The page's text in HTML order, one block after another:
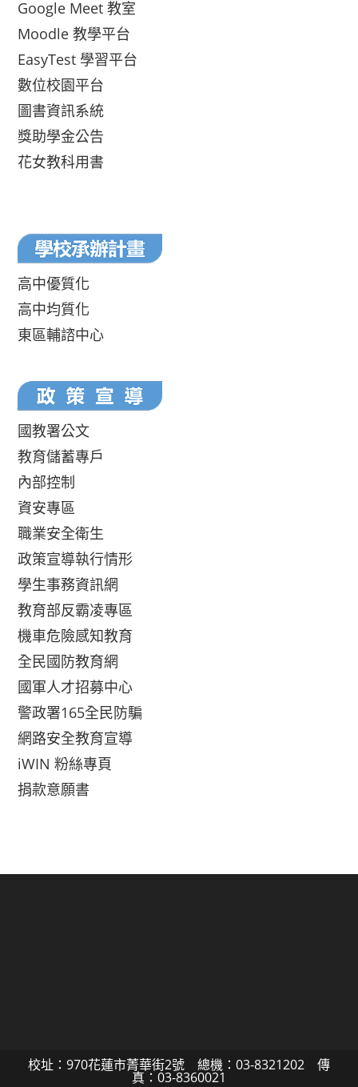
Google Meet 教室
Moodle 教學平台
EasyTest 學習平台
數位校園平台
圖書資訊系統
獎助學金公告
花女教科用書
高中優質化
高中均質化
東區輔諮中心
國教署公文
教育儲蓄專戶
內部控制
資安專區
職業安全衛生
政策宣導執行情形
學生事務資訊網
教育部反霸凌專區
機車危險感知教育
全民國防教育網
國軍人才招募中心
警政署165全民防騙
網路安全教育宣導
iWIN 粉絲專頁
捐款意願書
校址：970花蓮市菁華街2號 總機：03-8321202 傳
真：03-8360021